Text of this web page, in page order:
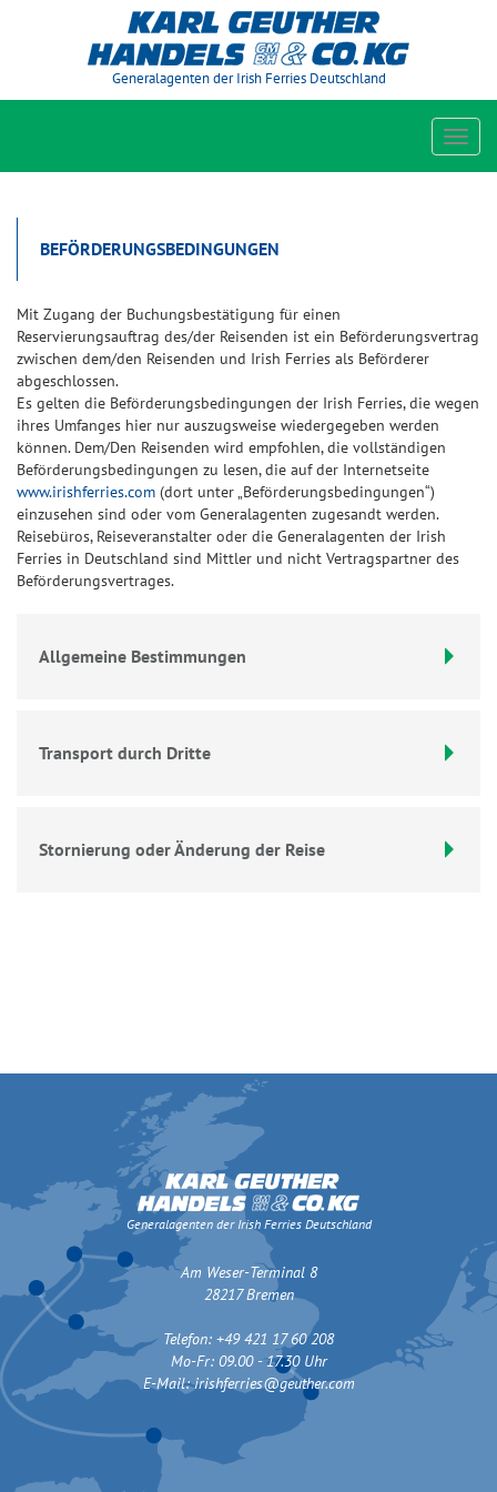
Generalagenten der Irish Ferries Deutschland
BEFÖRDERUNGSBEDINGUNGEN
Mit Zugang der Buchungsbestätigung für einen
Reservierungsauftrag des/der Reisenden ist ein Beförderungsvertrag
zwischen dem/den Reisenden und Irish Ferries als Beförderer
abgeschlossen.
Es gelten die Beförderungsbedingungen der Irish Ferries, die wegen
ihres Umfanges hier nur auszugsweise wiedergegeben werden
können. Dem/Den Reisenden wird empfohlen, die vollständigen
Beförderungsbedingungen zu lesen, die auf der Internetseite
www.irishferries.com (dort unter „Beförderungsbedingungen“)
einzusehen sind oder vom Generalagenten zugesandt werden.
Reisebüros, Reiseveranstalter oder die Generalagenten der Irish
Ferries in Deutschland sind Mittler und nicht Vertragspartner des
Beförderungsvertrages.
Allgemeine Bestimmungen
Transport durch Dritte
Stornierung oder Änderung der Reise
Generalagenten der Irish Ferries Deutschland
Am Weser-Terminal 8
28217 Bremen
Telefon: +49 421 17 60 208
Mo-Fr: 09.00 - 17.30 Uhr
E-Mail:irishferries@geuther.com